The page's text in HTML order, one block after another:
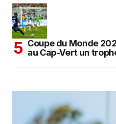
Coupe du Monde
au Cap-Vert un